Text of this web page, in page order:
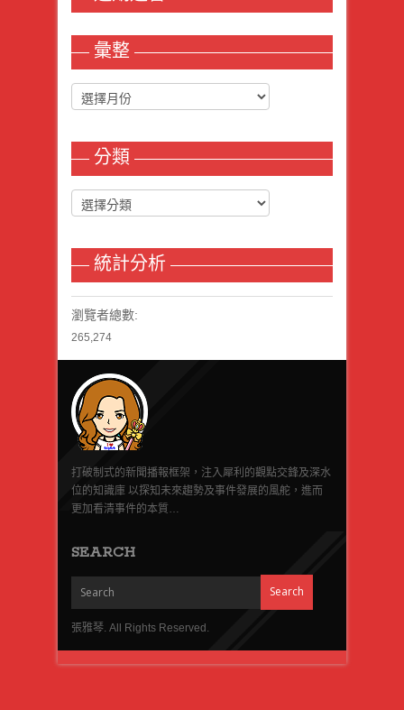
彙整
分類
統計分析
瀏覽者總數:
265,274
打破制式的新聞播報框架，注入犀利的觀點交鋒及深水
位的知識庫 以探知未來趨勢及事件發展的風舵，進而
更加看清事件的本質…
SEARCH
張雅琴. All Rights Reserved.